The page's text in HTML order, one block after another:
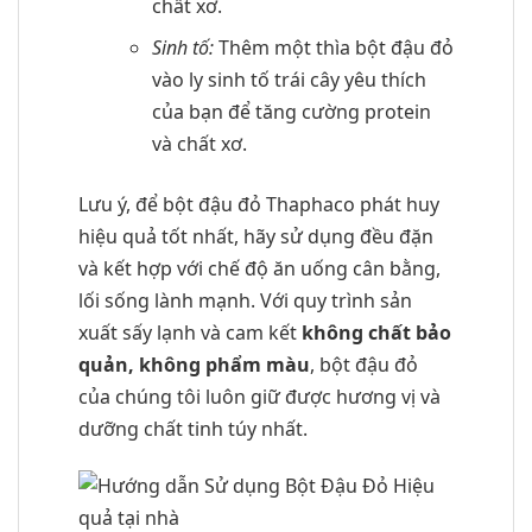
chất xơ.
Sinh tố:Thêm một thìa bột đậu đỏ
vào ly sinh tố trái cây yêu thích
của bạn để tăng cường protein
và chất xơ.
Lưu ý, để bột đậu đỏ Thaphaco phát huy
hiệu quả tốt nhất, hãy sử dụng đều đặn
và kết hợp với chế độ ăn uống cân bằng,
lối sống lành mạnh. Với quy trình sản
xuất sấy lạnh và cam kết không chất bảo
quản, không phẩm màu, bột đậu đỏ
của chúng tôi luôn giữ được hương vị và
dưỡng chất tinh túy nhất.